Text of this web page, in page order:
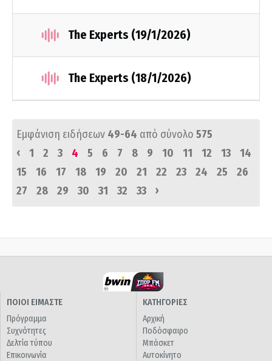
The Experts (19/1/2026)
The Experts (18/1/2026)
Εμφάνιση ειδήσεων 49-64 από σύνολο 575
‹
1 2 3 4 5 6 7 8 9 10 11 12 13
14
15
16 17 18 19 20 21 22 23 24 25
26
27
28 29 30 31 32 33 ›
ΠΟΙΟΙ ΕΙΜΑΣΤΕ
Πρόγραμμα
Συχνότητες
Δελτία τύπου
Επικοινωνία
ΚΑΤΗΓΟΡΙΕΣ
Αρχική
Ποδόσφαιρο
Μπάσκετ
Αυτοκίνητο